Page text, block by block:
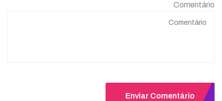
Comentário
Enviar Comentário